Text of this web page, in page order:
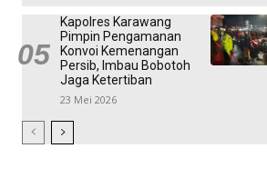
Kapolres Karawang
Pimpin Pengamanan
Konvoi Kemenangan
Persib, Imbau Bobotoh
Jaga Ketertiban
23 Mei 2026